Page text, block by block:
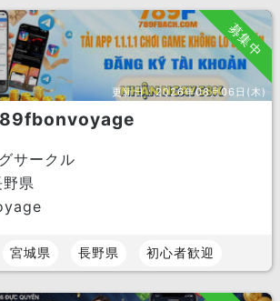
募集中
更新日：2026年08月06日(木)
サークル
県
宮城県 長野県 初心者歓迎